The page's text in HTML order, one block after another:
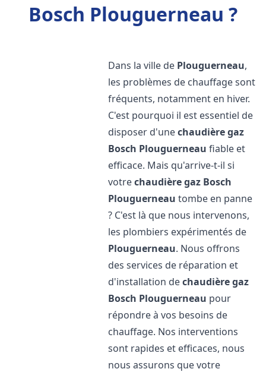
Bosch Plouguerneau ?
Dans la ville de Plouguerneau,
les problèmes de chauffage sont
fréquents, notamment en hiver.
C'est pourquoi il est essentiel de
disposer d'unechaudière gaz
Bosch Plouguerneau fiable et
efficace. Mais qu'arrive-t-il si
votrechaudière gaz Bosch
Plouguerneau tombe en panne
? C'est là que nous intervenons,
les plombiers expérimentés de
Plouguerneau. Nous offrons
des services de réparation et
d'installation dechaudière gaz
Bosch Plouguerneau pour
répondre à vos besoins de
chauffage. Nos interventions
sont rapides et efficaces, nous
nous assurons que votre